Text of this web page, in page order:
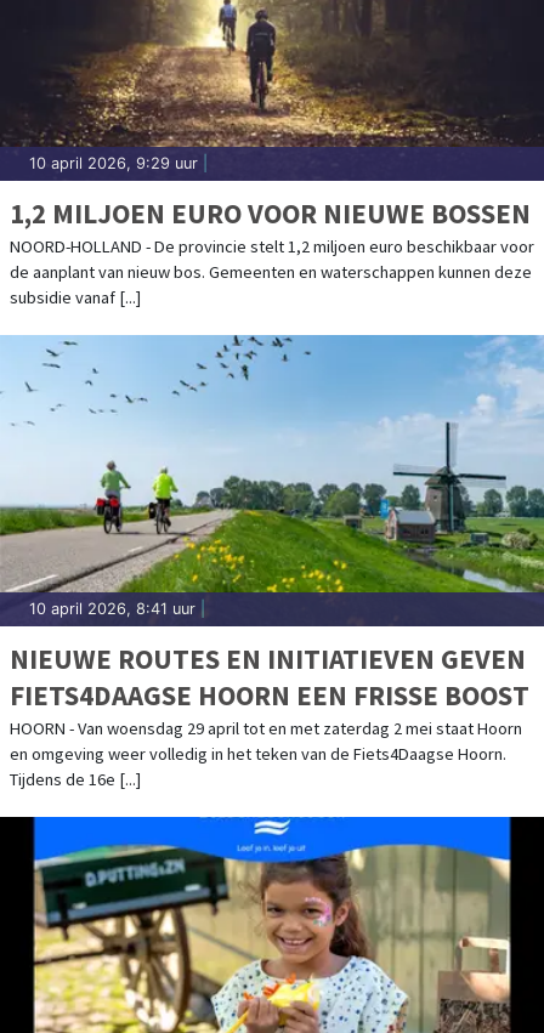
10 april 2026, 9:29 uur
1,2 MILJOEN EURO VOOR NIEUWE BOSSEN
NOORD-HOLLAND - De provincie stelt 1,2 miljoen euro beschikbaar voor
de aanplant van nieuw bos. Gemeenten en waterschappen kunnen deze
subsidie vanaf [...]
10 april 2026, 8:41 uur
NIEUWE ROUTES EN INITIATIEVEN GEVEN
FIETS4DAAGSE HOORN EEN FRISSE BOOST
HOORN - Van woensdag 29 april tot en met zaterdag 2 mei staat Hoorn
en omgeving weer volledig in het teken van de Fiets4Daagse Hoorn.
Tijdens de 16e [...]